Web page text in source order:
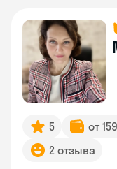
5 от
2 отзыва